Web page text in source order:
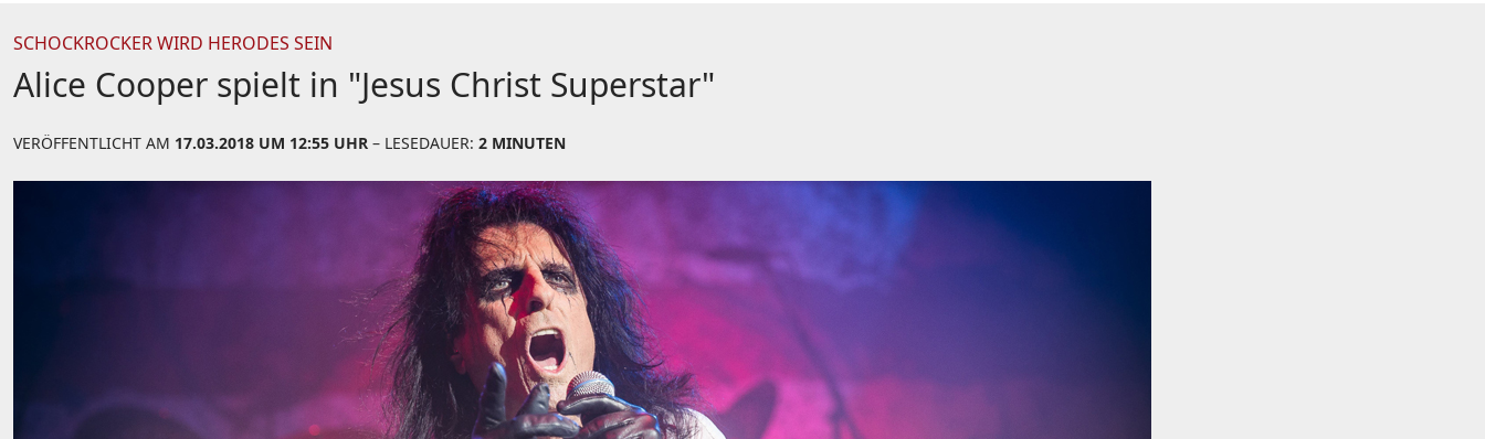
SCHOCKROCKER WIRD HERODES SEIN
Alice Cooper spielt in "Jesus Christ Superstar"
VERÖFFENTLICHT AM 17.03.2018 UM 12:55 UHR – LESEDAUER: 2 MINUTEN